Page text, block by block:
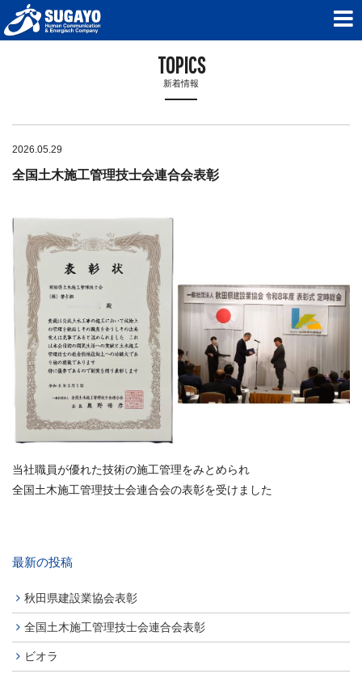
TOPICS
新着情報
2026.05.29
全国土木施工管理技士会連合会表彰
当社職員が優れた技術の施工管理をみとめられ
全国土木施工管理技士会連合会の表彰を受けました
最新の投稿
秋田県建設業協会表彰
全国土木施工管理技士会連合会表彰
ビオラ